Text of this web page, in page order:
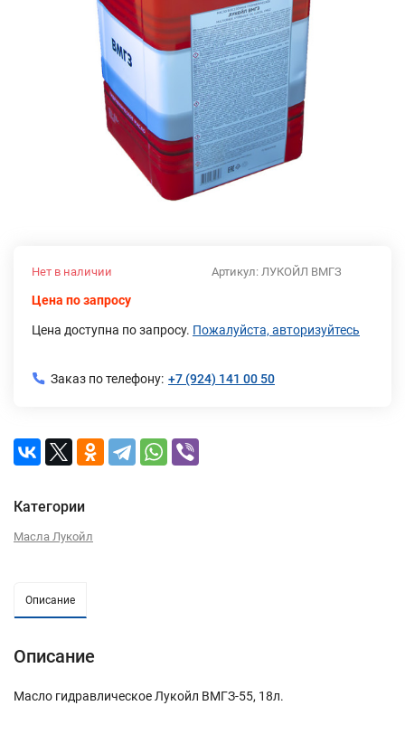
Артикул: ЛУКОЙЛ ВМГЗ
Нет в наличии
Цена по запросу
Цена доступна по запросу. Пожалуйста, авторизуйтесь
Заказ по телефону: +7 (924) 141 00 50
Категории
Масла Лукойл
Описание
Описание
Масло гидравлическое Лукойл ВМГЗ-55, 18л.